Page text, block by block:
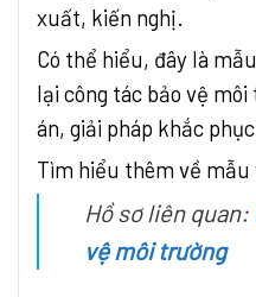
xuất, kiến nghị.
Có thể hiểu, đây là
lại công tác bảo vệ
án, giải pháp khắc
Tìm hiểu thêm về mẫu
Hồ sơ liên quan:
vệ môi trường